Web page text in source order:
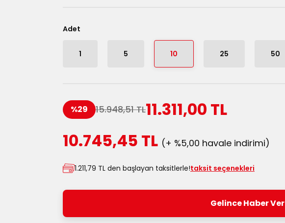
Adet
1 5 10 25 50
%29 15.948,51 TL11.311,00 TL
10.745,45 TL (+ %5,00 havale indirimi)
1.211,79 TL den başlayan taksitlerle!taksit seçenekleri
Gelince Haber Ver